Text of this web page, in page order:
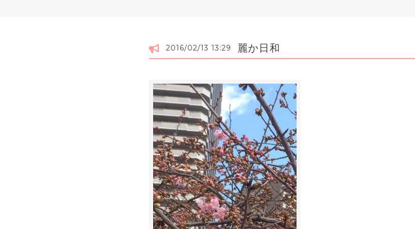
2016/02/13 13:29 麗か日和